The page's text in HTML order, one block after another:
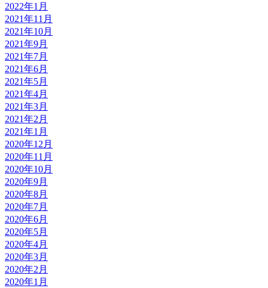
2022年1月
2021年11月
2021年10月
2021年9月
2021年7月
2021年6月
2021年5月
2021年4月
2021年3月
2021年2月
2021年1月
2020年12月
2020年11月
2020年10月
2020年9月
2020年8月
2020年7月
2020年6月
2020年5月
2020年4月
2020年3月
2020年2月
2020年1月